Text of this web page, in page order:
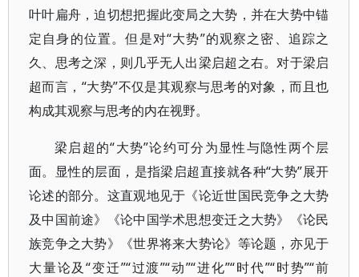
叶叶扁舟，迫切想把握此变局之大势，并在大势中锚
定自身的位置。但是对“大势”的观察之密、追踪之
久、思考之深，则几乎无人出梁启超之右。对于梁启
超而言，“大势”不仅是其观察与思考的对象，而且也
构成其观察与思考的内在视野。
梁启超的“大势”论约可分为显性与隐性两个层
面。显性的层面，是指梁启超直接就各种“大势”展开
论述的部分。这直观地见于《论近世国民竞争之大势
及中国前途》《论中国学术思想变迁之大势》《论民
族竞争之大势》《世界将来大势论》等论题，亦见于
大量论及“变迁”“过渡”“动”“进化”“时代”“时势”“前